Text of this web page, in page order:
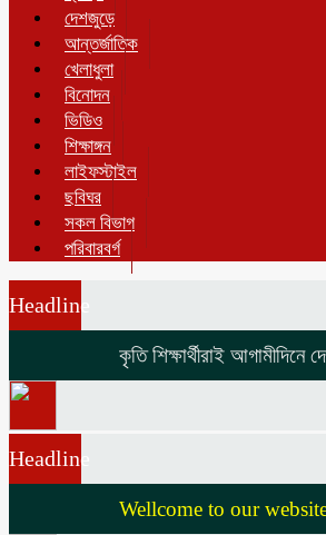
দেশজুড়ে
আন্তর্জাতিক
খেলাধুলা
বিনোদন
ভিডিও
শিক্ষাঙ্গন
লাইফস্টাইল
ছবিঘর
সকল বিভাগ
পরিবারবর্গ
Headline
কৃতি শিক্ষার্থীরাই আগামীদিনে
Headline
Wellcome to our website...